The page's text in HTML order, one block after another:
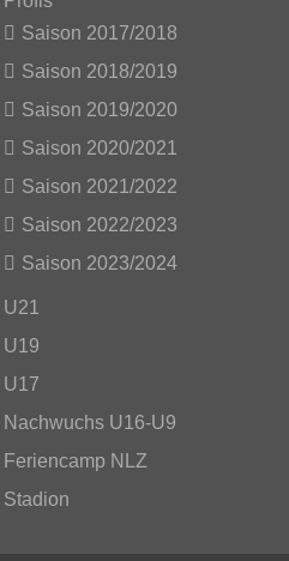
Saison 2017/2018
Saison 2018/2019
Saison 2019/2020
Saison 2020/2021
Saison 2021/2022
Saison 2022/2023
Saison 2023/2024
U21
U19
U17
Nachwuchs U16-U9
Feriencamp NLZ
Stadion